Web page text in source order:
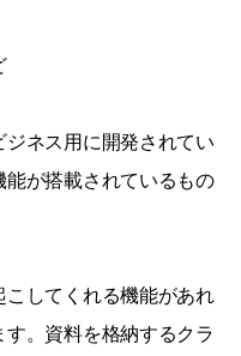
ネス用に開発されてい
能が搭載されているもの
こしてくれる機能があれ
。資料を格納するクラ